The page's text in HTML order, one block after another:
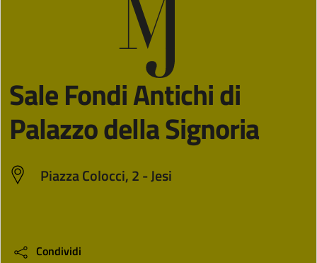
Sale Fondi Antichi di
Palazzo della Signoria
Piazza Colocci, 2 - Jesi
Condividi